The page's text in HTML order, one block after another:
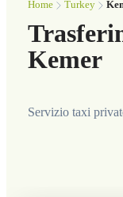
Home Turkey
Kemer
Servizio taxi